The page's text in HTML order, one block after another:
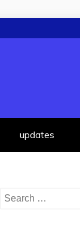
updates
Search
for: